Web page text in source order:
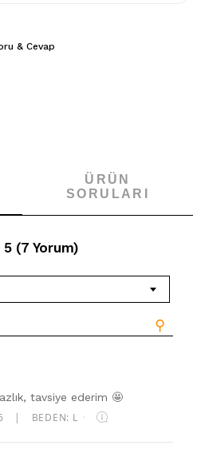
& Cevap
ÜRÜN
SORULARI
(7 Yorum)
⚲
tavsiye ederim 🤩
| BEDEN: L ·